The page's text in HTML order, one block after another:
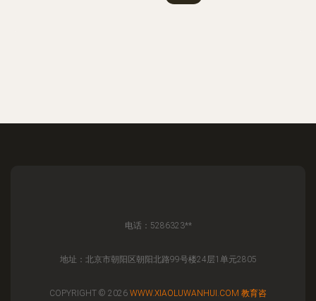
电话：5286323**
地址：北京市朝阳区朝阳北路99号楼24层1单元2805
COPYRIGHT © 2026 WWW.XIAOLUWANHUI.COM 教育咨